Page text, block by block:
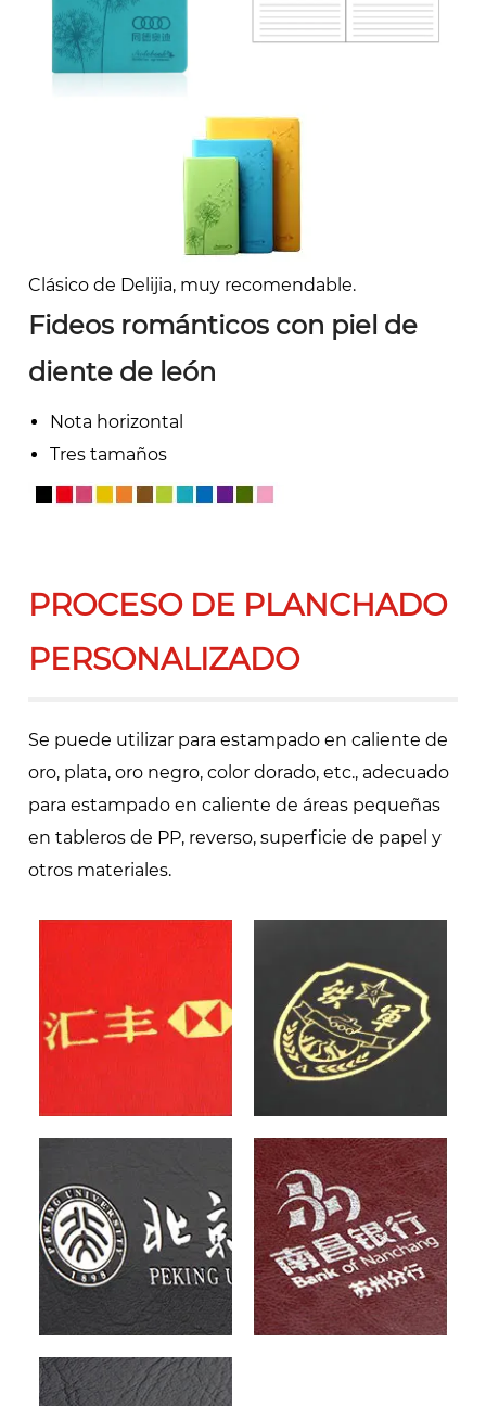
Clásico de Delijia, muy recomendable.
Fideos románticos con piel de
diente de león
Nota horizontal
Tres tamaños
PROCESO DE PLANCHADO
PERSONALIZADO
Se puede utilizar para estampado en caliente de
oro, plata, oro negro, color dorado, etc., adecuado
para estampado en caliente de áreas pequeñas
en tableros de PP, reverso, superficie de papel y
otros materiales.